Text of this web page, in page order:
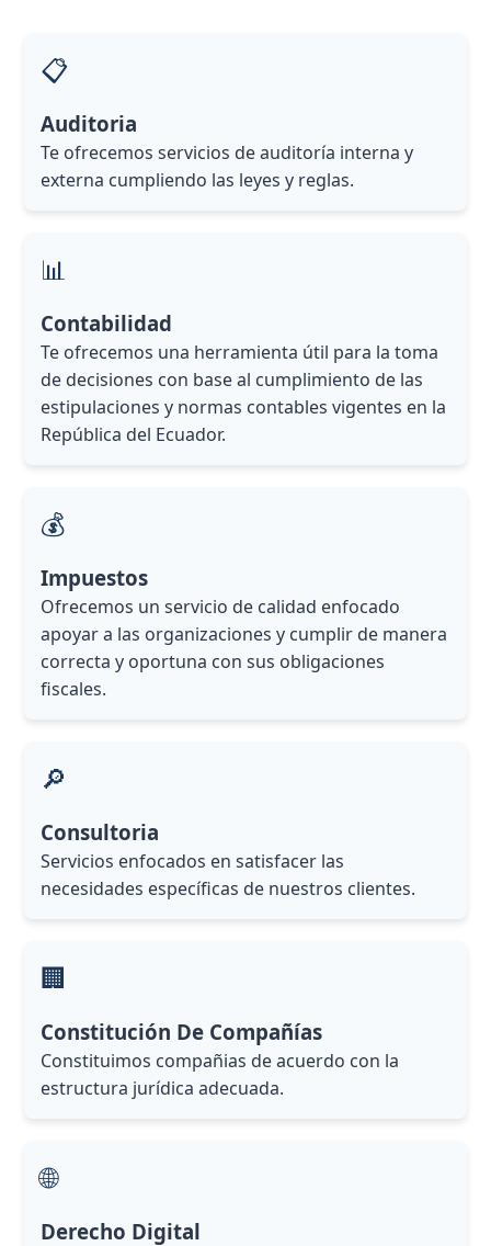
📋
Auditoria
Te ofrecemos servicios de auditoría interna y
externa cumpliendo las leyes y reglas.
📊
Contabilidad
Te ofrecemos una herramienta útil para la toma
de decisiones con base al cumplimiento de las
estipulaciones y normas contables vigentes en la
República del Ecuador.
💰
Impuestos
Ofrecemos un servicio de calidad enfocado
apoyar a las organizaciones y cumplir de manera
correcta y oportuna con sus obligaciones
fiscales.
🔎
Consultoria
Servicios enfocados en satisfacer las
necesidades específicas de nuestros clientes.
🏢
Constitución De Compañías
Constituimos compañias de acuerdo con la
estructura jurídica adecuada.
🌐
Derecho Digital